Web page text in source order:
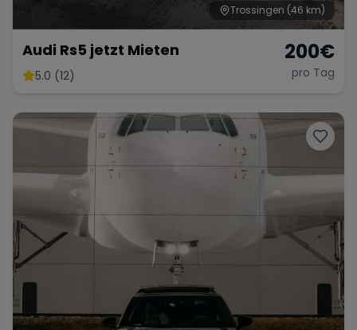
Trossingen (46 km)
Audi Rs5 jetzt Mieten
5.0 (12)
200€
pro Tag